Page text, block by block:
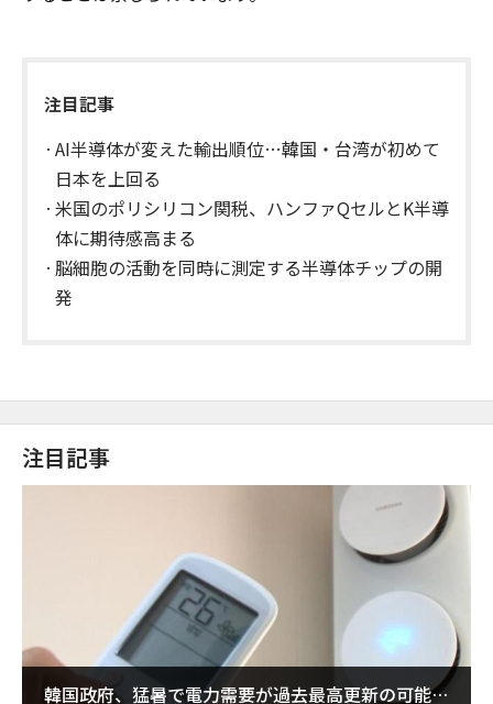
注目記事
AI半導体が変えた輸出順位…韓国・台湾が初めて
日本を上回る
米国のポリシリコン関税、ハンファQセルとK半導
体に期待感高まる
脳細胞の活動を同時に測定する半導体チップの開
発
注目記事
韓国政府、猛暑で電力需要が過去最高更新の可能性